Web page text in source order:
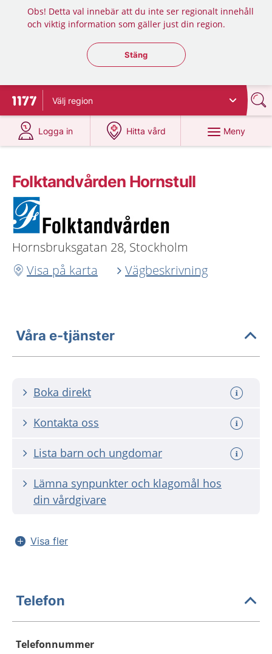
Obs! Detta val innebär att du inte ser regionalt innehåll
och viktig information som gäller just din region.
Stäng regionsväljaren
Stäng
Till startsidan för 1177
Välj region
Logga in
på 1177.se
Hitta vård
på 1177.se
Meny
Folktandvården Hornstull
Hornsbruksgatan 28, Stockholm
Visa på karta
Vägbeskrivning
Våra e-tjänster
Boka direkt
Kontakta oss
Lista barn och ungdomar
Lämna synpunkter och klagomål hos
din vårdgivare
Visa fler
Telefon
Telefonnummer